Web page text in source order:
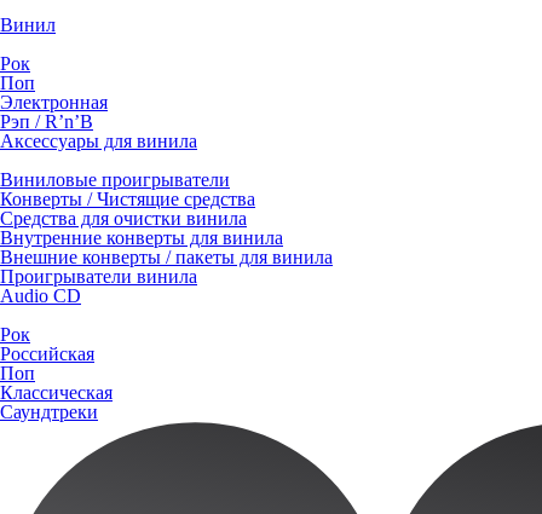
Винил
Рок
Поп
Электронная
Рэп / R’n’B
Аксессуары для винила
Виниловые проигрыватели
Конверты / Чистящие средства
Средства для очистки винила
Внутренние конверты для винила
Внешние конверты / пакеты для винила
Проигрыватели винила
Audio CD
Рок
Российская
Поп
Классическая
Саундтреки